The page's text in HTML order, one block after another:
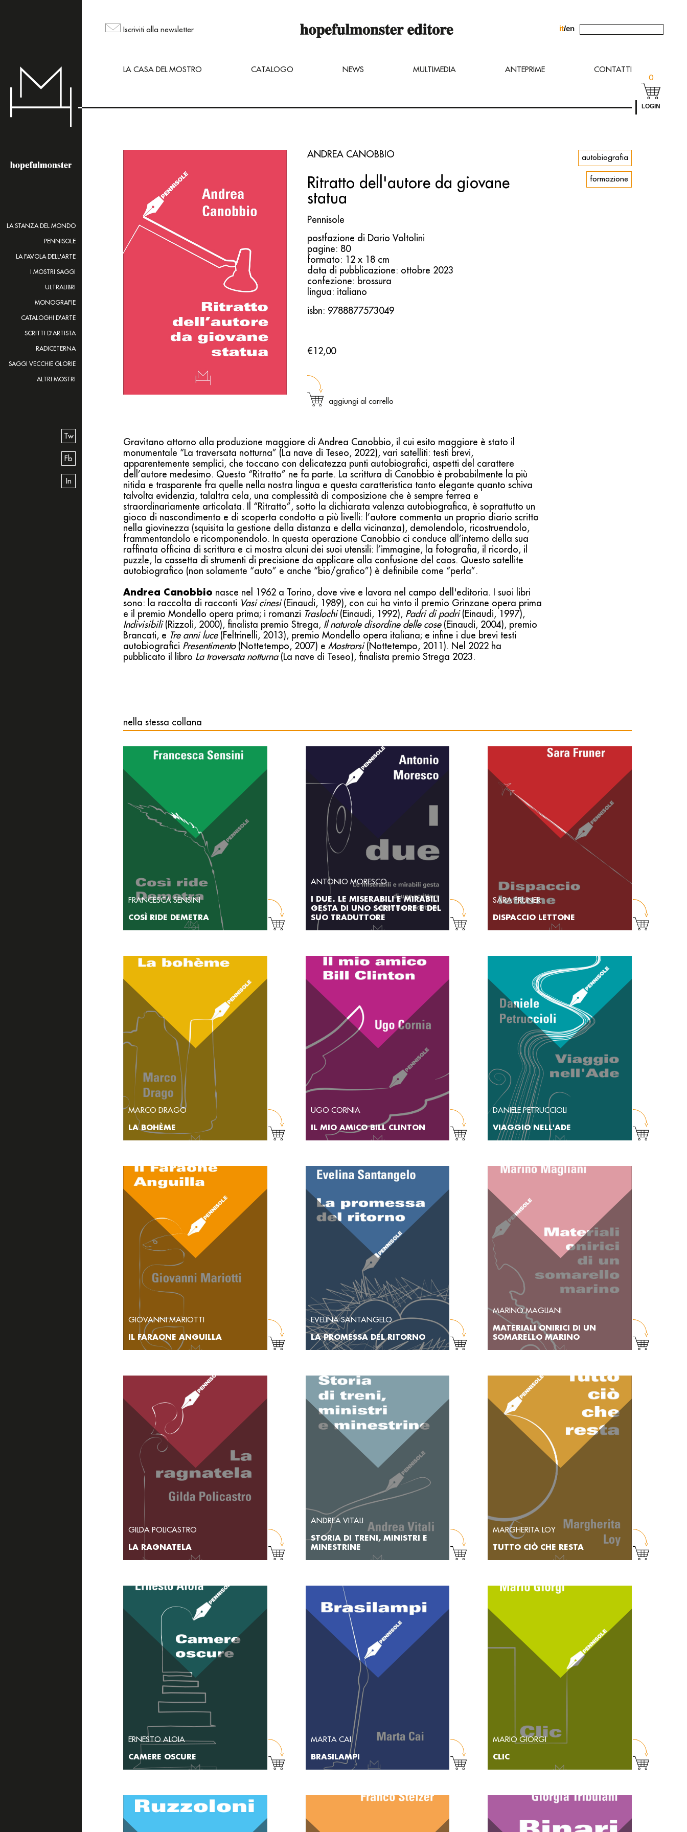
ma puoi comunque ordinare dei titoli inviando una mail di richiesta allʼindirizzo
LA STANZA DEL MONDO
PENNISOLE
LA FAVOLA DELL'ARTE
I MOSTRI SAGGI
ULTRALIBRI
MONOGRAFIE
CATALOGHI D'ARTE
SCRITTI D'ARTISTA
RADICETERNA
SAGGI VECCHIE GLORIE
ALTRI MOSTRI
Tw
Fb
In
Iscriviti alla newsletter it/en
LA CASA DEL MOSTRO CATALOGO NEWS MULTIMEDIA ANTEPRIME
CONTATTI
0
LOGIN
ANDREA CANOBBIO
Ritratto dell'autore da giovane
statua
Pennisole
postfazione di Dario Voltolini
pagine: 80
formato: 12 x 18 cm
data di pubblicazione: ottobre 2023
confezione: brossura
lingua: italiano
isbn: 9788877573049
€12,00
aggiungi al carrello
autobiografia
formazione
Gravitano attorno alla produzione maggiore di Andrea Canobbio, il cui esito maggiore è stato il
monumentale “La traversata notturna” (La nave di Teseo, 2022), vari satelliti: testi brevi,
apparentemente semplici, che toccano con delicatezza punti autobiografici, aspetti del carattere
dell’autore medesimo. Questo “Ritratto” ne fa parte. La scrittura di Canobbio è probabilmente la più
nitida e trasparente fra quelle nella nostra lingua e questa caratteristica tanto elegante quanto schiva
talvolta evidenzia, talaltra cela, una complessità di composizione che è sempre ferrea e
straordinariamente articolata. Il “Ritratto”, sotto la dichiarata valenza autobiografica, è soprattutto un
gioco di nascondimento e di scoperta condotto a più livelli: l’autore commenta un proprio diario scritto
nella giovinezza (squisita la gestione della distanza e della vicinanza), demolendolo, ricostruendolo,
frammentandolo e ricomponendolo. In questa operazione Canobbio ci conduce all’interno della sua
raffinata officina di scrittura e ci mostra alcuni dei suoi utensili: l’immagine, la fotografia, il ricordo, il
puzzle, la cassetta di strumenti di precisione da applicare alla confusione del caos. Questo satellite
autobiografico (non solamente “auto” e anche “bio/grafico”) è definibile come “perla”.
Andrea Canobbio nasce nel 1962 a Torino, dove vive e lavora nel campo dell'editoria. I suoi libri
sono: la raccolta di racconti Vasi cinesi(Einaudi, 1989), con cui ha vinto il premio Grinzane opera prima
e il premio Mondello opera prima; i romanzi Traslochi(Einaudi, 1992), Padri di padri(Einaudi, 1997),
Indivisibili(Rizzoli, 2000), finalista premio Strega, Il naturale disordine delle cose(Einaudi, 2004), premio
Brancati, e Tre anni luce(Feltrinelli, 2013), premio Mondello opera italiana; e infine i due brevi testi
autobiografici Presentimento(Nottetempo, 2007) e Mostrarsi(Nottetempo, 2011). Nel 2022 ha
pubblicato il libro La traversata notturna(La nave di Teseo), finalista premio Strega 2023.
nella stessa collana
FRANCESCA SENSINI
COSÌ RIDE DEMETRA
ANTONIO MORESCO
I DUE. LE MISERABILI E MIRABILI
GESTA DI UNO SCRITTORE E DEL
SUO TRADUTTORE
SARA FRUNER
DISPACCIO LETTONE
MARCO DRAGO
LA BOHÈME
UGO CORNIA
IL MIO AMICO BILL CLINTON
DANIELE PETRUCCIOLI
VIAGGIO NELL'ADE
GIOVANNI MARIOTTI
IL FARAONE ANGUILLA
EVELINA SANTANGELO
LA PROMESSA DEL RITORNO
MARINO MAGLIANI
MATERIALI ONIRICI DI UN
SOMARELLO MARINO
GILDA POLICASTRO
LA RAGNATELA
ANDREA VITALI
STORIA DI TRENI, MINISTRI E
MINESTRINE
MARGHERITA LOY
TUTTO CIÒ CHE RESTA
ERNESTO ALOIA
CAMERE OSCURE
MARTA CAI
BRASILAMPI
MARIO GIORGI
CLIC